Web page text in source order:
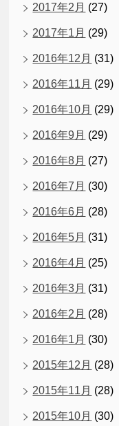
2017年2月 (27)
2017年1月 (29)
2016年12月 (31)
2016年11月 (29)
2016年10月 (29)
2016年9月 (29)
2016年8月 (27)
2016年7月 (30)
2016年6月 (28)
2016年5月 (31)
2016年4月 (25)
2016年3月 (31)
2016年2月 (28)
2016年1月 (30)
2015年12月 (28)
2015年11月 (28)
2015年10月 (30)